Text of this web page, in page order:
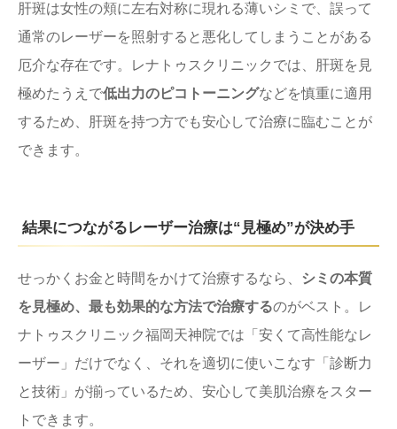
肝斑は女性の頬に左右対称に現れる薄いシミで、誤って
通常のレーザーを照射すると悪化してしまうことがある
厄介な存在です。レナトゥスクリニックでは、肝斑を見
極めたうえで低出力のピコトーニングなどを慎重に適用
するため、肝斑を持つ方でも安心して治療に臨むことが
できます。
結果につながるレーザー治療は“見極め”が決め手
せっかくお金と時間をかけて治療するなら、
シミの本質
を見極め、最も効果的な方法で治療するのがベスト。レ
ナトゥスクリニック福岡天神院では「安くて高性能なレ
ーザー」だけでなく、それを適切に使いこなす「診断力
と技術」が揃っているため、安心して美肌治療をスター
トできます。